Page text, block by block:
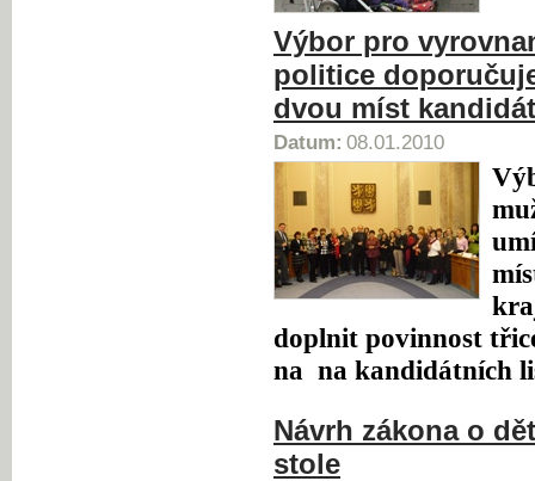
Výbor pro
politice
dvou míst
Datum: 08.01.2010
doplnit povinnost
na na kandidátních
Návrh zákona o
stole